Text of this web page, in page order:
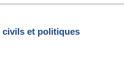
civils et politiques